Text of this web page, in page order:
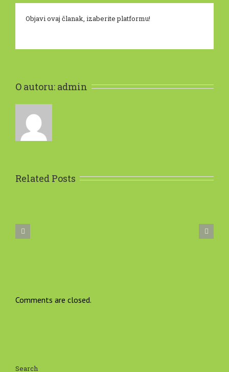
Objavi ovaj članak, izaberite platformu!
O autoru: admin
Related Posts
banka
Lipaši i prijatelji iz Rijeke
Comments are closed.
Search